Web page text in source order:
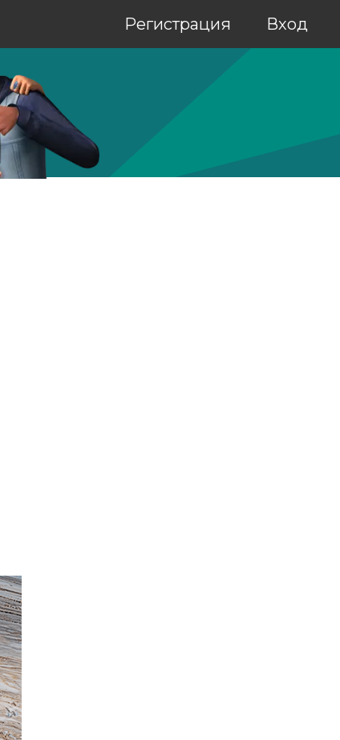
Регистрация Вход